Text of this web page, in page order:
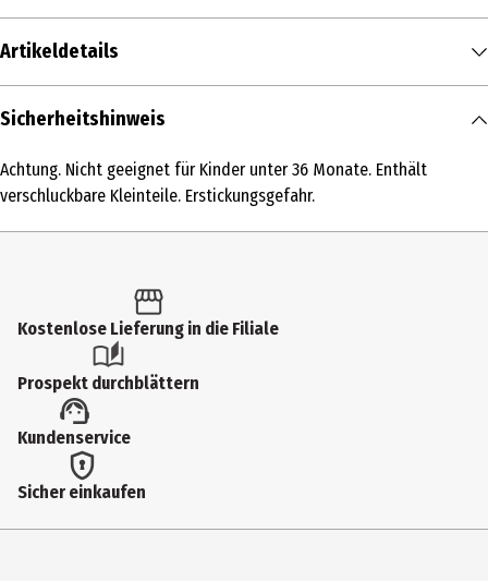
Artikeldetails
Inhalt
Produkttyp
Artikelnummer des Herstellers
Hersteller
Lego GmbH
Herstelleradresse
Sicherheitshinweis
Achtung. Nicht geeignet für Kinder unter 36 Monate. Enthält
verschluckbare Kleinteile. Erstickungsgefahr.
Kostenlose Lieferung in die Filiale
Prospekt durchblättern
Kundenservice
Sicher einkaufen